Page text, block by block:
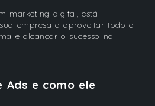
marketing digital, está
empresa a aproveitar todo o
e alcançar o sucesso no
Ads e como ele